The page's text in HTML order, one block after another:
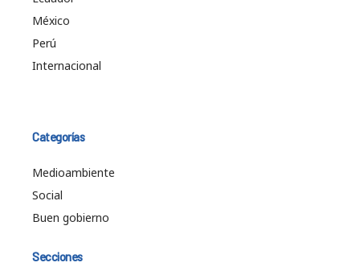
México
Perú
Internacional
Categorías
Medioambiente
Social
Buen gobierno
Secciones